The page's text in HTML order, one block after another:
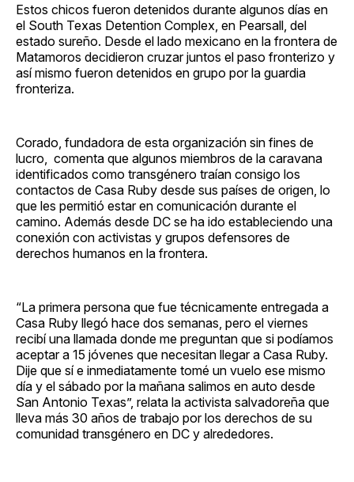
Estos chicos fueron detenidos durante algunos días en
el South Texas Detention Complex, en Pearsall, del
estado sureño. Desde el lado mexicano en la frontera de
Matamoros decidieron cruzar juntos el paso fronterizo y
así mismo fueron detenidos en grupo por la guardia
fronteriza.
Corado, fundadora de esta organización sin fines de
lucro, comenta que algunos miembros de la caravana
identificados como transgénero traían consigo los
contactos de Casa Ruby desde sus países de origen, lo
que les permitió estar en comunicación durante el
camino. Además desde DC se ha ido estableciendo una
conexión con activistas y grupos defensores de
derechos humanos en la frontera.
“La primera persona que fue técnicamente entregada a
Casa Ruby llegó hace dos semanas, pero el viernes
recibí una llamada donde me preguntan que si podíamos
aceptar a 15 jóvenes que necesitan llegar a Casa Ruby.
Dije que sí e inmediatamente tomé un vuelo ese mismo
día y el sábado por la mañana salimos en auto desde
San Antonio Texas”, relata la activista salvadoreña que
lleva más 30 años de trabajo por los derechos de su
comunidad transgénero en DC y alrededores.